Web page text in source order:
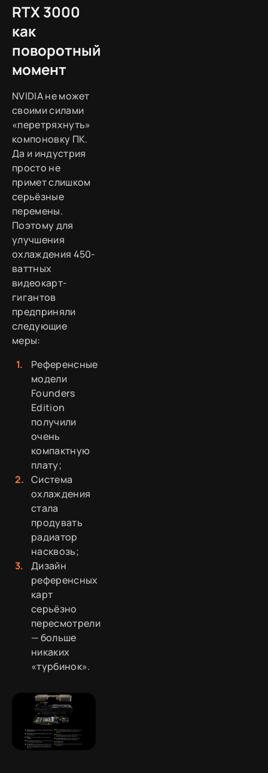
RTX 3000
как
поворотный
момент
NVIDIA не может
своими силами
«перетряхнуть»
компоновку ПК.
Да и индустрия
просто не
примет слишком
серьёзные
перемены.
Поэтому для
улучшения
охлаждения 450-
ваттных
видеокарт-
гигантов
предприняли
следующие
меры:
Референсные
модели
Founders
Edition
получили
очень
компактную
плату;
Система
охлаждения
стала
продувать
радиатор
насквозь;
Дизайн
референсных
карт
серьёзно
пересмотрели
— больше
никаких
«турбинок».